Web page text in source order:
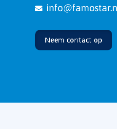
Neem contact op